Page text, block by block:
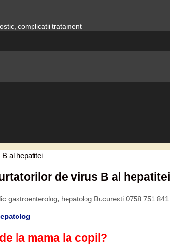
complicatii tratament
de virus B al hepatitei
gastroenterolog, hepatolog Bucuresti 0758 751 841
la mama la copil?